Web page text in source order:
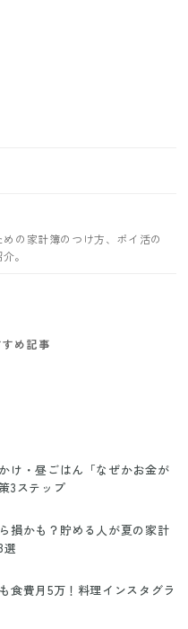
の家計簿のつけ方、ポイ活の
。
すめ記事
け・昼ごはん「なぜかお金が
3ステップ
損かも？貯める人が夏の家計
選
食費月5万！料理インスタグラ